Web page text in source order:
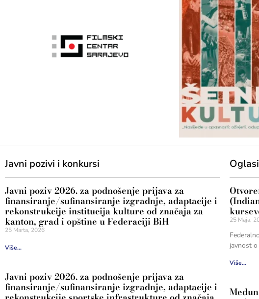
Javni pozivi i konkursi
Javni poziv 2026. za podnošenje prijava za
finansiranje/sufinansiranje izgradnje, adaptacije i
rekonstrukcije institucija kulture od značaja za
kanton, grad i opštine u Federaciji BiH
25 Marta, 2026
Više...
Javni poziv 2026. za podnošenje prijava za
finansiranje/sufinansiranje izgradnje, adaptacije i
Oglasi
25 Maja,
javnost
Više...